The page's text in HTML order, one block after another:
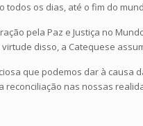
os dias, até o fim do
pela Paz e Justiça no
disso, a Catequese
que podemos dar à
nas nossas